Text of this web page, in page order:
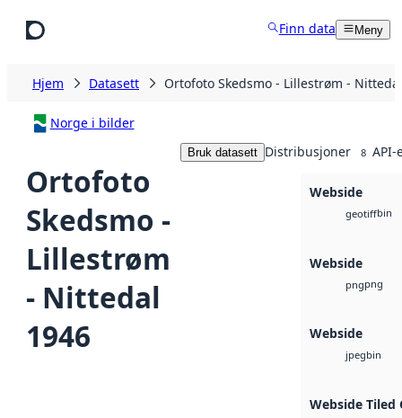
Finn data Meny
Hjem Datasett Ortofoto Skedsmo - Lillestrøm -
Norge i bilder
Ortofoto
Skedsmo -
Lillestrøm
- Nittedal
1946
Bruk datasett Distribusjoner 8 API-
Webside
geotiffbin
Webside
pngpng
Webside
jpegbin
Webside Tiled